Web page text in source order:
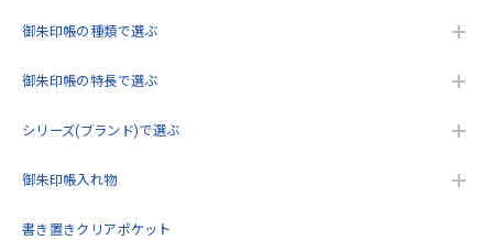
御朱印帳の種類で選ぶ
御朱印帳の特長で選ぶ
シリーズ(ブランド)で選ぶ
御朱印帳入れ物
書き置きクリアポケット
います。 緑が品切れで申し訳ございません。 ま
す。